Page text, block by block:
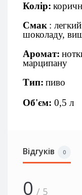
Колір:
Смак :
шоколаду,
Аромат:
марципану
Тип: пиво
Об'єм: 0,5 л
Відгуків 0
0 / 5